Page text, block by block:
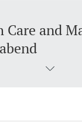
Care and